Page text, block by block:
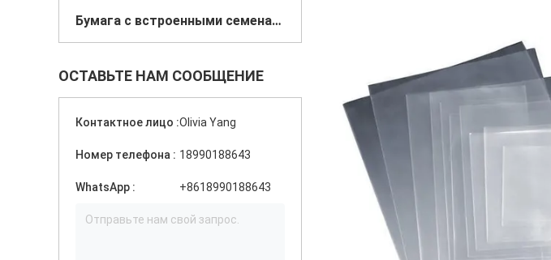
Бумага с встроенными семенами
ОСТАВЬТЕ НАМ СООБЩЕНИЕ
Контактное лицо :Olivia Yang
Номер телефона : 18990188643
WhatsApp : +8618990188643